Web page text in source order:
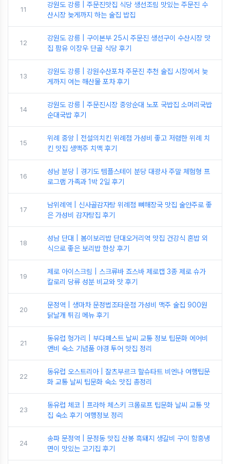
11
강원도 강릉 | 주문진맛집 식당 생선조림 맛있는 주문진 수
산시장 늦게까지 하는 술집 밥집
12
강원도 강릉 | 구이본부 25시 주문진 생선구이 수산시장 맛
집 팜유 이장우 단골 식당 후기
13
강원도 강릉 | 강원수산포차 주문진 추천 술집 시장에서 늦
게까지 여는 해산물 포차 후기
14
강원도 강릉 | 주문진시장 중앙순대 노포 국밥집 소머리국밥
순대국밥 후기
15
위례 중앙 | 전설의치킨 위례점 가성비 좋고 저렴한 위례 치
킨 맛집 생맥주 치맥 후기
16
성남 분당 | 경기도 템플스테이 분당 대광사 주말 체험형 프
로그램 가족과 1박 2일 후기
17
남위례역 | 신사골감자탕 위례점 뼈해장국 맛집 술안주로 좋
은 가성비 감자탕집 후기
18
성남 단대 | 봄이보리밥 단대오거리역 맛집 건강식 혼밥 외
식으로 좋은 보리밥 한상 후기
19
제로 아이스크림 | 스크류바 죠스바 제로캡 3종 제로 슈가
칼로리 당류 성분 비교와 맛 후기
20
문정역 | 생마차 문정법조타운점 가성비 맥주 술집 900원
닭날개 튀김 메뉴 후기
21
동유럽 헝가리 | 부다페스트 날씨 교통 정보 팁문화 에어비
앤비 숙소 기념품 야경 투어 맛집 정리
22
동유럽 오스트리아 | 잘츠부르크 할슈타트 비엔나 여행팁문
화 교통 날씨 팁문화 숙소 맛집 총정리
23
동유럽 체코 | 프라하 체스키 크롬로프 팁문화 날씨 교통 맛
집 숙소 후기 여행정보 정리
24
송파 문정역 | 문정동 맛집 산봉 흑돼지 생갈비 구이 함흥냉
면이 맛있는 고기집 후기